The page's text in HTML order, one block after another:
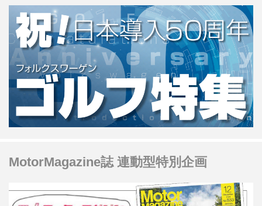
の西ドイツ・ミュンヘンで開催された
国際試乗会の記事より、その抜粋した
内容をお届けしよう。
MotorMagazine誌 連動型特別企画